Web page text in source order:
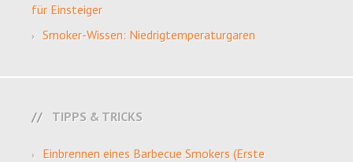
für Einsteiger
Smoker-Wissen: Niedrigtemperaturgaren
TIPPS & TRICKS
Einbrennen eines Barbecue Smokers (Erste